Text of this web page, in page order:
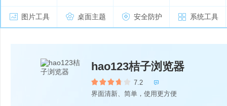
图片工具 桌面主题 安全防护 系统工具
hao123桔子浏览器
7.2 
界面清新、简单，使用更方便